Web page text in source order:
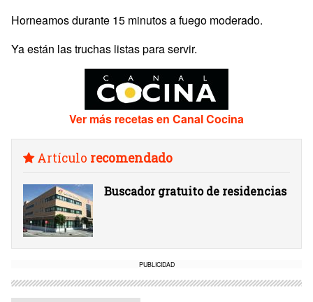
Horneamos durante 15 minutos a fuego moderado.
Ya están las truchas listas para servir.
Ver más recetas en Canal Cocina
Artículo recomendado
Buscador gratuito de residencias
PUBLICIDAD